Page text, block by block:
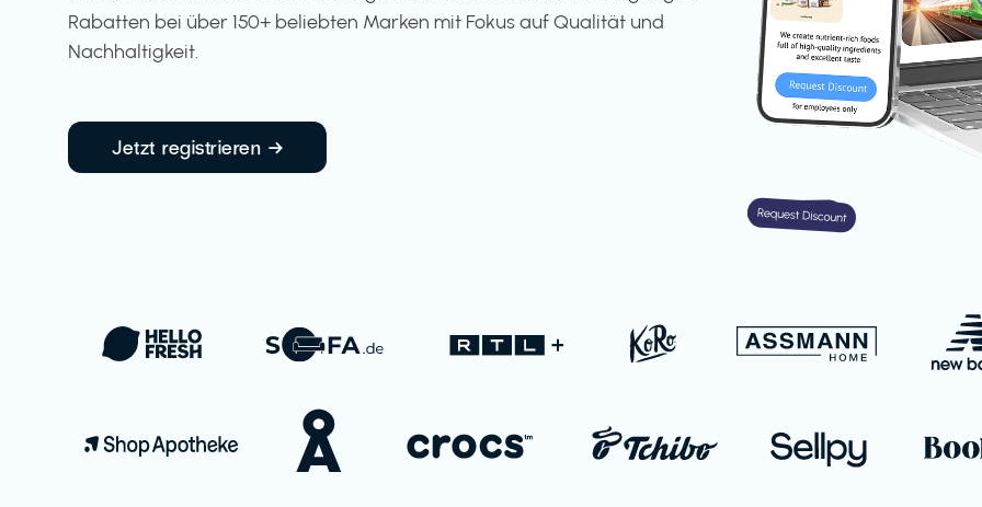
Rabatten bei über 150+ beliebten Marken mit Fokus auf Qualität und
Nachhaltigkeit.
Jetzt registrieren →